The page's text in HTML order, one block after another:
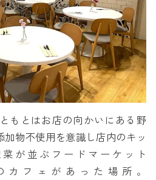
もとはお店の向かいにある野
物不使用を意識し店内のキッ
が並ぶフードマーケット
のカフェがあった場所。